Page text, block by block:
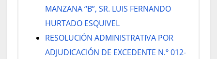
MANZANA “B”, SR. LUIS FERNANDO
HURTADO ESQUIVEL
RESOLUCIÓN ADMINISTRATIVA POR
ADJUDICACIÓN DE EXCEDENTE N.º 012-